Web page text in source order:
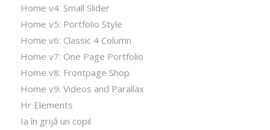
Home v4: Small Slider
Home v5: Portfolio Style
Home v6: Classic 4 Column
Home v7: One Page Portfolio
Home v8: Frontpage Shop
Home v9: Videos and Parallax
Hr Elements
Ia în grijă un copil